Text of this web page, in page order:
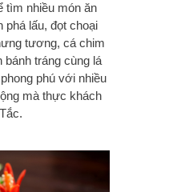
tìm nhiều món ăn
phá lấu, đọt choại
tương, cá chim
tráng cùng lá
phú với nhiều
mà thực khách